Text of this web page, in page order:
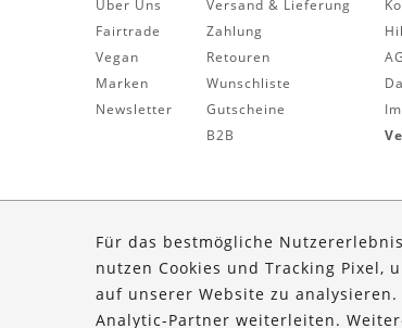
Über Uns
Fairtrade
Vegan
Marken
Newsletter
Versand & Lieferung
Zahlung
Retouren
Wunschliste
Gutscheine
B2B
Für das bestmögliche
nutzen Cookies und Tracking Pixel,
auf unserer Website zu
Analytic-Partner weiterleiten.